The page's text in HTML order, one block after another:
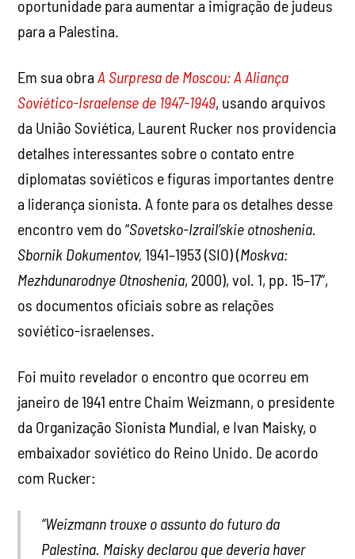
oportunidade para aumentar a imigração de judeus
para a Palestina.
Em sua obra A Surpresa de Moscou: A Aliança
Soviético-Israelense de 1947-1949, usando arquivos
da União Soviética, Laurent Rucker nos providencia
detalhes interessantes sobre o contato entre
diplomatas soviéticos e figuras importantes dentre
a liderança sionista. A fonte para os detalhes desse
encontro vem do “Sovetsko-Izrail’skie otnoshenia.
Sbornik Dokumentov,1941–1953 (SIO) (Moskva:
Mezhdunarodnye Otnoshenia, 2000), vol. 1, pp. 15–17”,
os documentos oficiais sobre as relações
soviético-israelenses.
Foi muito revelador o encontro que ocorreu em
janeiro de 1941 entre Chaim Weizmann, o presidente
da Organização Sionista Mundial, e Ivan Maisky, o
embaixador soviético do Reino Unido. De acordo
com Rucker:
“Weizmann trouxe o assunto do futuro da
Palestina. Maisky declarou que deveria haver